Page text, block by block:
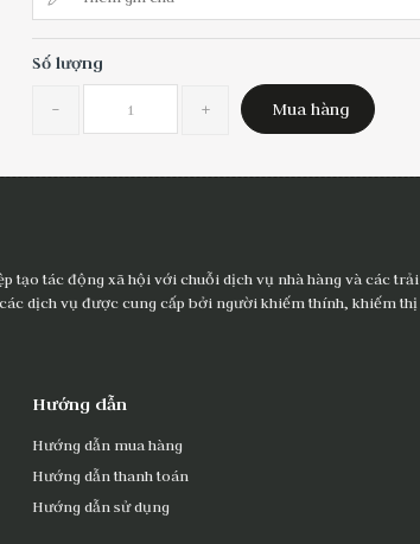
Số lượng
- + Mua hàng
tạo tác động xã hội với chuỗi dịch vụ nhà hàng và các
dịch vụ được cung cấp bởi người khiếm thính, khiếm thị
Hướng dẫn
Hướng dẫn mua hàng
Hướng dẫn thanh toán
Hướng dẫn sử dụng